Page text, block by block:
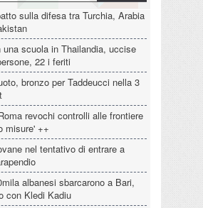
sulla difesa tra Turchia, Arabia
una scuola in Thailandia, uccise
22 i feriti
bronzo per Taddeucci nella 3
revochi controlli alle frontiere
misure' ++
nel tentativo di entrare a
albanesi sbarcarono a Bari,
con Kledi Kadiu